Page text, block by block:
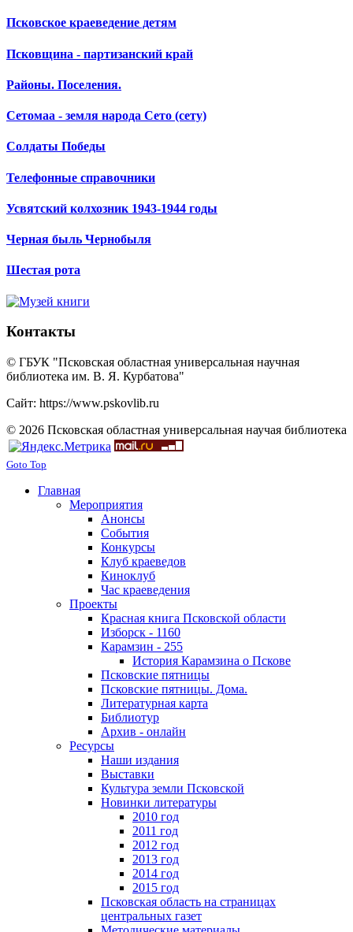
Псковское краеведение детям
Псковщина - партизанский край
Районы. Поселения.
Сетомаа - земля народа Сето (сету)
Солдаты Победы
Телефонные справочники
Усвятский колхозник 1943-1944 годы
Черная быль Чернобыля
Шестая рота
Контакты
© ГБУК "Псковская областная универсальная научная
библиотека им. В. Я. Курбатова"
Сайт: https://www.pskovlib.ru
© 2026 Псковская областная универсальная научая библиотека
Goto Top
Главная
Мероприятия
Анонсы
События
Конкурсы
Клуб краеведов
Киноклуб
Час краеведения
Проекты
Красная книга Псковской области
Изборск - 1160
Карамзин - 255
История Карамзина о Пскове
Псковские пятницы
Псковские пятницы. Дома.
Литературная карта
Библиотур
Архив - онлайн
Ресурсы
Наши издания
Выставки
Культура земли Псковской
Новинки литературы
2010 год
2011 год
2012 год
2013 год
2014 год
2015 год
Псковская область на страницах
центральных газет